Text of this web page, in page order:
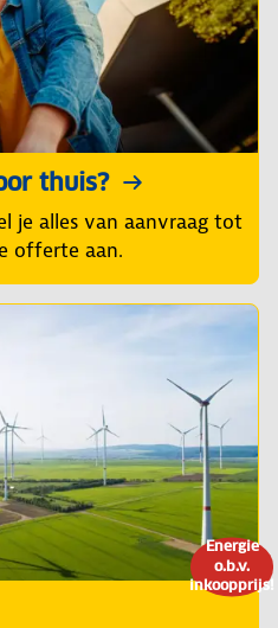
thuis?
je alles van aanvraag tot
offerte aan.
Energie
o.b.v.
inkoopprijs!